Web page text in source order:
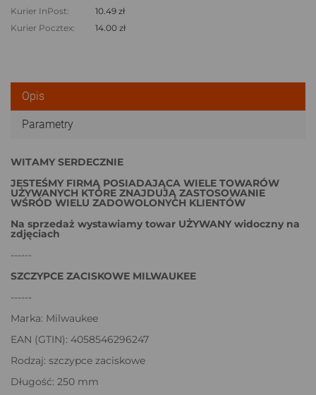
Kurier InPost:
10.49 zł
Kurier Pocztex:
14.00 zł
Opis
Parametry
WITAMY SERDECZNIE
JESTEŚMY FIRMĄ POSIADAJĄCA WIELE TOWARÓW
UŻYWANYCH KTÓRE ZNAJDUJĄ ZASTOSOWANIE
WŚRÓD WIELU ZADOWOLONYCH KLIENTÓW
Na sprzedaż wystawiamy towar UŻYWANY widoczny na
zdjęciach
------
SZCZYPCE ZACISKOWE MILWAUKEE
------
Marka: Milwaukee
EAN (GTIN): 4058546296247
Rodzaj: szczypce zaciskowe
Długość: 250 mm